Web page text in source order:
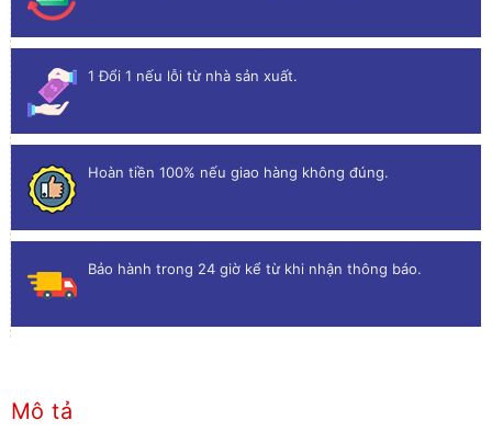
1 Đổi 1 nếu lỗi từ nhà sản xuất.
Hoàn tiền 100% nếu giao hàng không đúng.
Bảo hành trong 24 giờ kể từ khi nhận thông báo.
Mô tả